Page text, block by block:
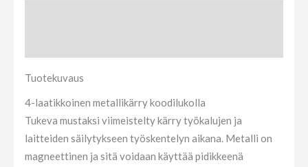
Tuotekuvaus
4-laatikkoinen metallikärry koodilukolla
Tukeva mustaksi viimeistelty kärry työkalujen ja
laitteiden säilytykseen työskentelyn aikana. Metalli on
magneettinen ja sitä voidaan käyttää pidikkeenä